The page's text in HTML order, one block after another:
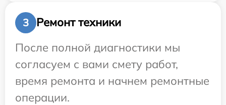
3
Ремонт техники
После полной диагностики мы
согласуем с вами смету работ,
время ремонта и начнем ремонтные
операции.